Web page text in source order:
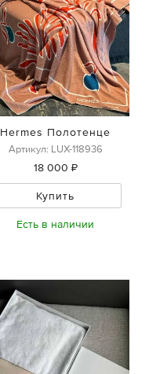
Hermes Полотенце
Артикул: LUX-118936
18 000 ₽
Купить
Есть в наличии